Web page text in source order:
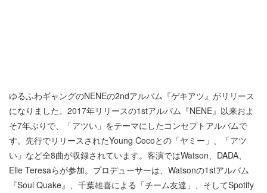
ゆるふわギャングのNENEの2ndアルバム『ゲキアツ』がリリース
になりました。2017年リリースの1stアルバム『NENE』以来およ
そ7年ぶりで、「アツい」をテーマにしたコンセプトアルバムで
す。先行でリリースされたYoung Cocoとの「ヤミー」、「アツ
い」など全8曲が収録されています。客演ではWatson、DADA、
Elle Teresaらが参加。プロデューサーは、Watsonの1stアルバム
『Soul Quake』、千葉雄喜による「チーム友達」、そしてSpotify